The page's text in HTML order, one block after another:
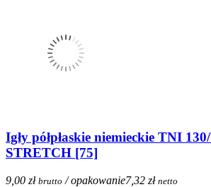
Igły półpłaskie niemieckie TNI
STRETCH [75]
9,00 zł brutto / opakowanie7,32 zł netto